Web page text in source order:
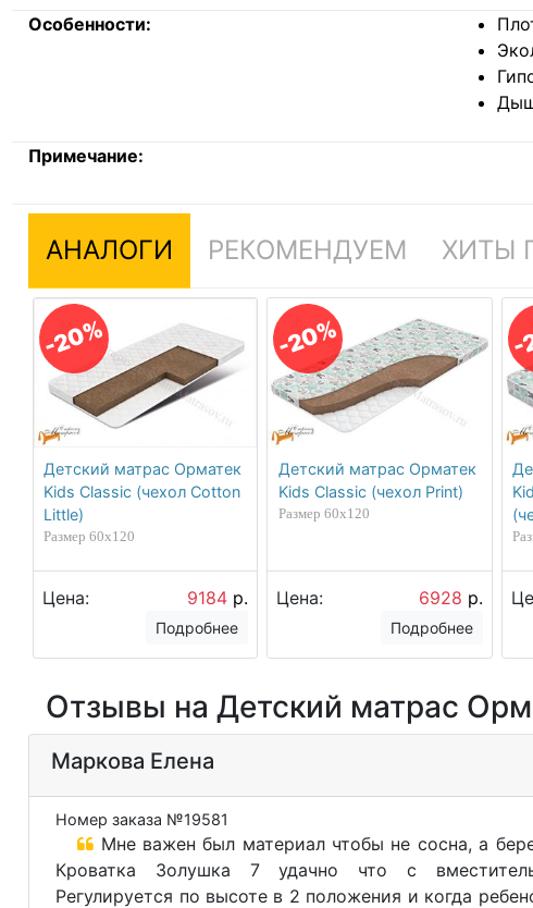
Особенности:
Примечание:
АНАЛОГИ РЕКОМЕНДУЕМ ХИТЫ
-20%
Детский матрас Орматек
Kids Classic (чехол Cotton
Little)
Размер 60х120
Цена: 9184 р.
Подробнее
-20%
Детский матрас Орматек
Kids Classic (чехол Print)
Размер 60х120
Цена: 6928 р.
Подробнее
-
Отзывы на Детский матрас
Маркова Елена
Номер заказа №19581
Мне важен был материал чтобы не сосна, а
Кроватка Золушка 7 удачно что с
Регулируется по высоте в 2 положения и когда